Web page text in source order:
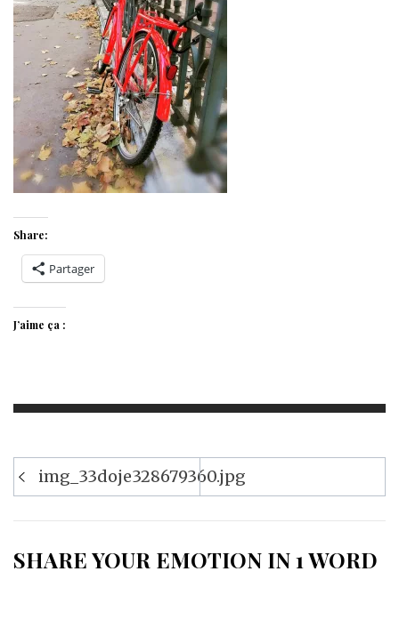
Share:
Partager
J’aime ça :
Navigation
de
img_33doje328679360.jpg
SHARE YOUR EMOTION IN 1 WORD